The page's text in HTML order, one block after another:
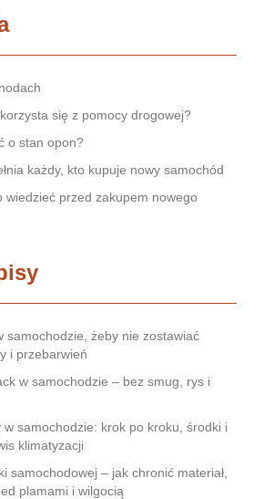
się z pomocy drogowej?
o stan opon?
każdy, kto kupuje nowy samochód
wiedzieć przed zakupem nowego
samochodzie, żeby nie zostawiać
i przebarwień
w samochodzie – bez smug, rys i
w samochodzie: krok po kroku, środki i
klimatyzacji
samochodowej – jak chronić materiał,
plamami i wilgocią